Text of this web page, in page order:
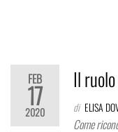
FEB
17
2020
Il
di ELISA
Come